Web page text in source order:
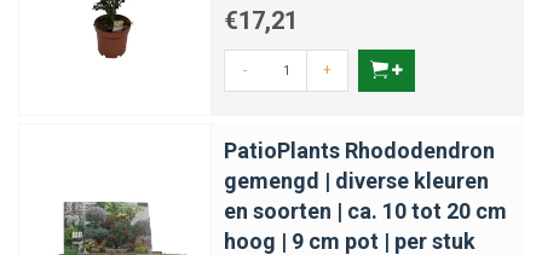
€17,21
- +
PatioPlants Rhododendron
gemengd | diverse kleuren
en soorten | ca. 10 tot 20 cm
hoog | 9 cm pot | per stuk